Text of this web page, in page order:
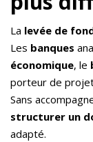
La levée de
Les banques
économique, le
porteur de
Sans
structurer un
adapté.